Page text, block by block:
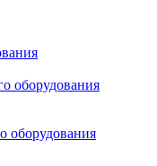
оборудования
оборудования